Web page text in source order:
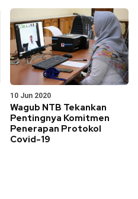
10 Jun 2020
Wagub NTB Tekankan
Pentingnya Komitmen
Penerapan Protokol
Covid-19